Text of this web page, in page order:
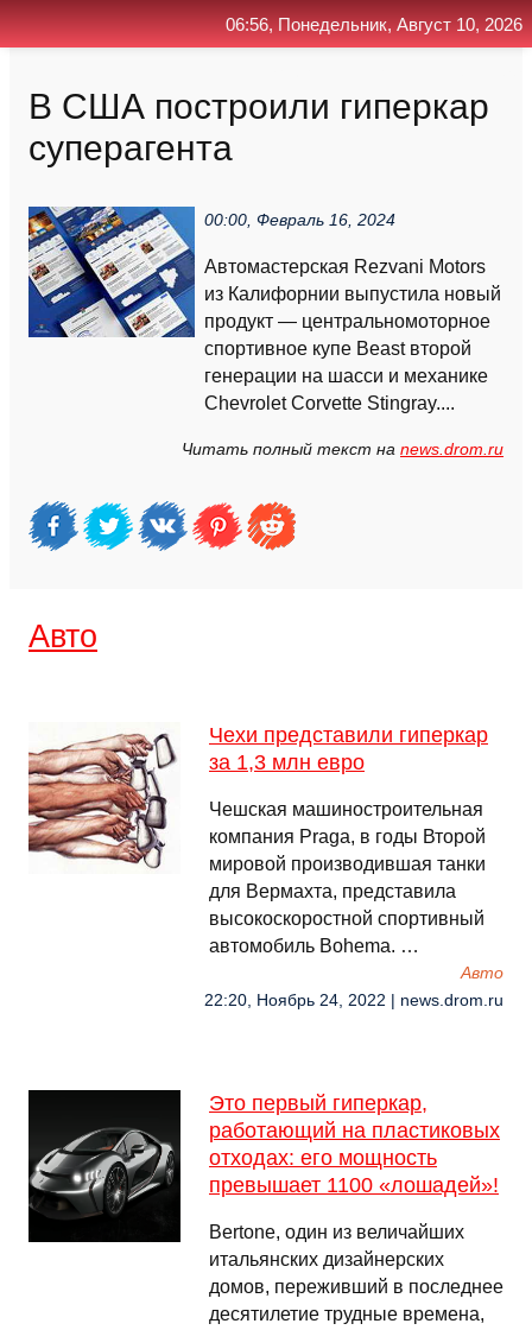
В США построили гиперкар
суперагента
00:00, Февраль 16, 2024
Автомастерская Rezvani Motors
из Калифорнии выпустила новый
продукт — центральномоторное
спортивное купе Beast второй
генерации на шасси и механике
Chevrolet Corvette Stingray....
Читать полный текст на news.drom.ru
Авто
Чехи представили гиперкар
за 1,3 млн евро
Чешская машиностроительная
компания Praga, в годы Второй
мировой производившая танки
для Вермахта, представила
высокоскоростной спортивный
автомобиль Bohema. …
Авто
22:20, Ноябрь 24, 2022 | news.drom.ru
Это первый гиперкар,
работающий на пластиковых
отходах: его мощность
превышает 1100 «лошадей»!
Bertone, один из величайших
итальянских дизайнерских
домов, переживший в последнее
десятилетие трудные времена,
06:56, Понедельник, Август 10, 2026